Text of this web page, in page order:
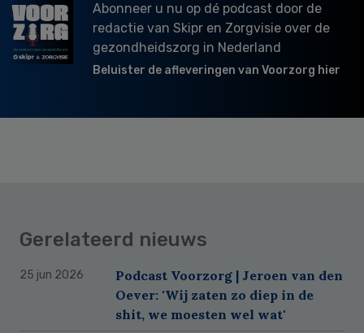
Abonneer u nu op dé podcast door de
redactie van Skipr en Zorgvisie over de
gezondheidszorg in Nederland
Beluister de afleveringen van Voorzorg hier
Gerelateerd nieuws
25 jun 2026
Podcast Voorzorg | Jeroen van den
Oever: 'Wij zaten zo diep in de
shit, we moesten wel wat'